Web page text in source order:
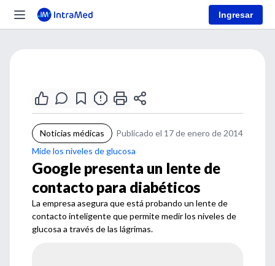
Ingresar
Noticias médicas
Publicado el 17 de enero de 2014
Mide los niveles de glucosa
Google presenta un lente de
contacto para diabéticos
La empresa asegura que está probando un lente de
contacto inteligente que permite medir los niveles de
glucosa a través de las lágrimas.